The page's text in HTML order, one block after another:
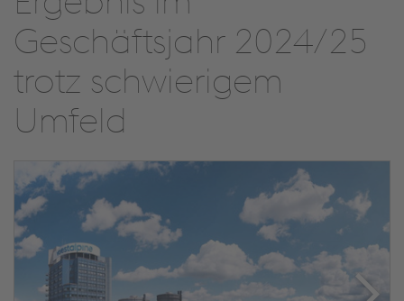
Geschäftsjahr 2024/25
trotz schwierigem
Umfeld